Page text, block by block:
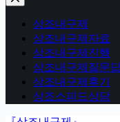
상조내구제
상조내구제자료
상조내구제진행
상조내구제질문
상조내구제후기
상조스피드상담